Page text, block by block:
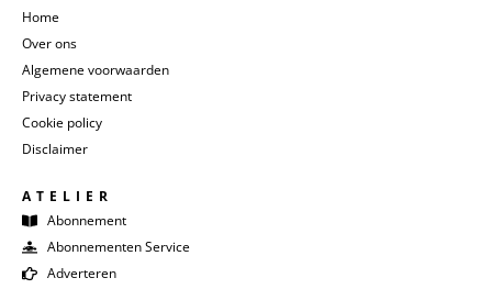
Home
Over ons
Algemene voorwaarden
Privacy statement
Cookie policy
Disclaimer
ATELIER
Abonnement
Abonnementen Service
Adverteren